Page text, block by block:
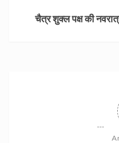
चैत्र शुक्ल पक्ष की